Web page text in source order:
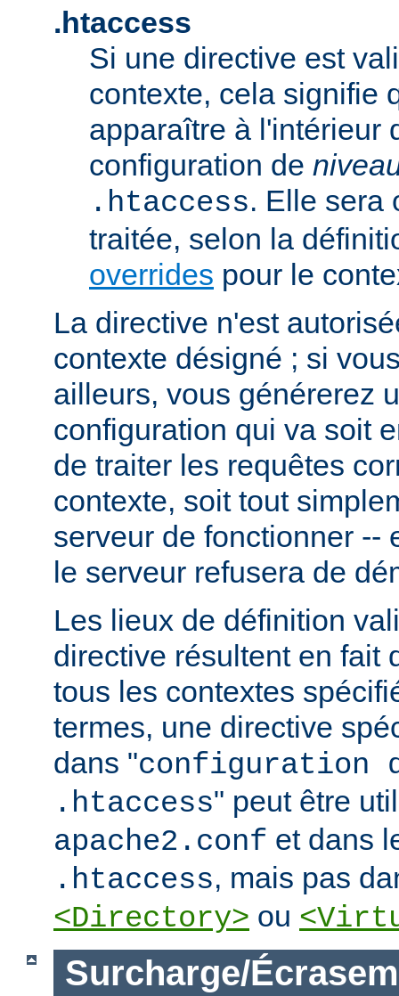
.htaccess
Si une directive est
contexte, cela signifie
apparaître à l'intérieur
configuration de
.htaccess. Elle sera
traitée, selon la
overrides pour le
La directive n'est
contexte désigné ; si
ailleurs, vous générerez
configuration qui va soit
de traiter les requêtes
contexte, soit tout
serveur de fonctionner --
le serveur refusera de
Les lieux de définition
directive résultent en fait
tous les contextes
termes, une directive
dans "configuration
.htaccess" peut être
apache2.conf et dans
.htaccess, mais pas
<Directory> ou
Surcharge/